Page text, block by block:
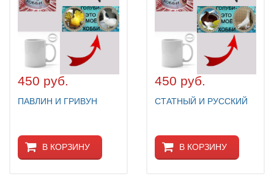
450 руб.
ПАВЛИН И ГРИВУН
В КОРЗИНУ
450 руб.
СТАТНЫЙ И РУССКИЙ
В КОРЗИНУ